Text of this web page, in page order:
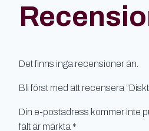
Det finns inga recensioner än.
Bli först med att recensera
Din e-postadress kommer inte
fält är märkta *